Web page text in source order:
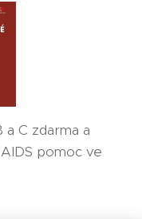
a C zdarma a
pomoc ve